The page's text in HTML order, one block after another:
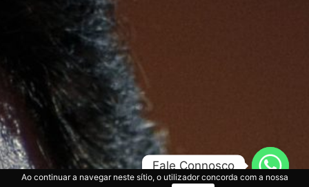
Ao continuar a navegar neste sítio, o utilizador concorda com a nossa
Fale Connosco